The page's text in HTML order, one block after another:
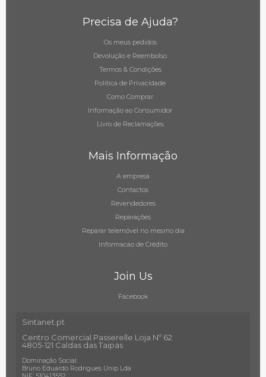
Precisa de Ajuda?
Os meus pedidos
Devolução e Reembolso
Termos & Condições
Política de Privacidade
Como Comprar
Informação ao Consumidor
Livro de Reclamações
Mais Informação
A empresa
Contactos
Revendedores
Reparações
Reparar telemóvel no mesmo dia
Informacao de Crédito
Join Us
Facebook
Sintanet.pt
Centro Comercial Passerelle Loja Nº 62
4805-121 Caldas das Taipas
Dominação Social:
Bruno Eduardo Rodrigues Unip Lda